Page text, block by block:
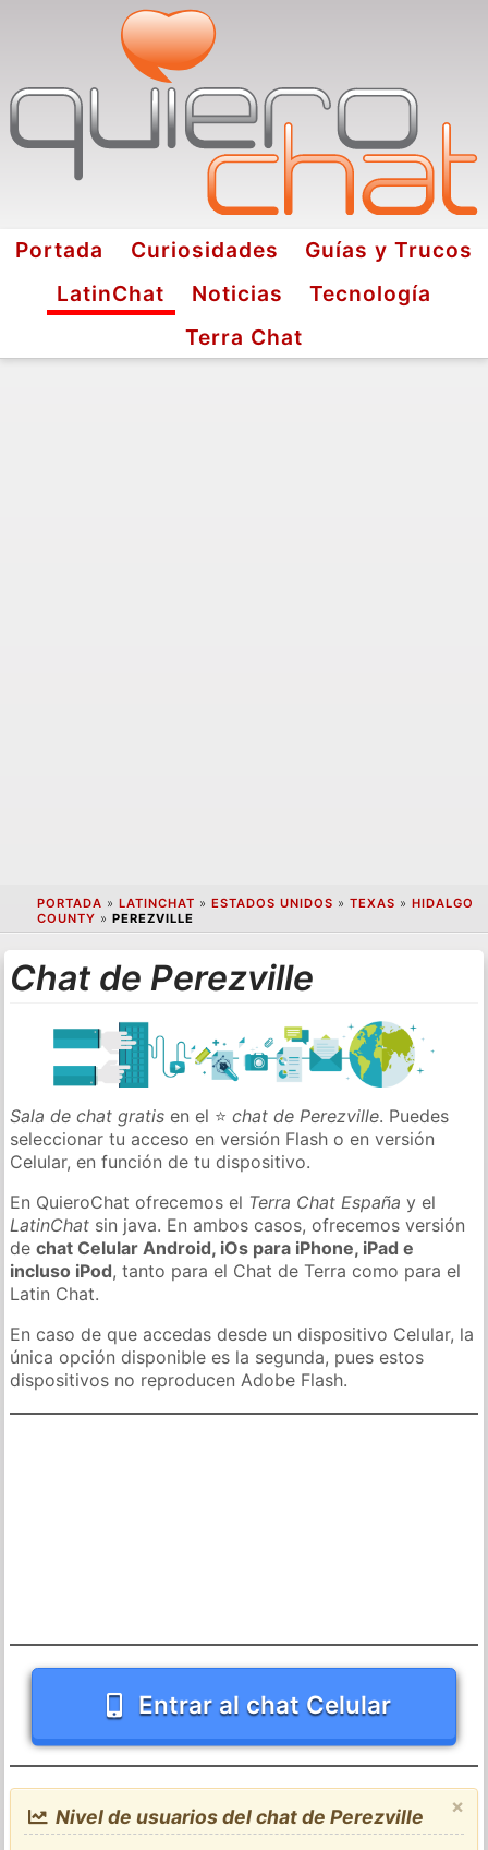
Portada Curiosidades
Guías y Trucos
LatinChat
Noticias
Tecnología
Terra Chat
PORTADA » LATINCHAT » ESTADOS UNIDOS » TEXAS » HIDALGO
COUNTY » PEREZVILLE
Chat de Perezville
Sala de chat gratis en el ⭐chat de Perezville. Puedes
seleccionar tu acceso en versión Flash o en versión
Celular, en función de tu dispositivo.
En QuieroChat ofrecemos el Terra Chat España y el
LatinChat sin java. En ambos casos, ofrecemos versión
dechat Celular Android, iOs para iPhone, iPad e
incluso iPod, tanto para el Chat de Terra como para el
Latin Chat.
En caso de que accedas desde un dispositivo Celular, la
única opción disponible es la segunda, pues estos
dispositivos no reproducen Adobe Flash.
Entrar al chat Celular
×
Nivel de usuarios del chat de Perezville